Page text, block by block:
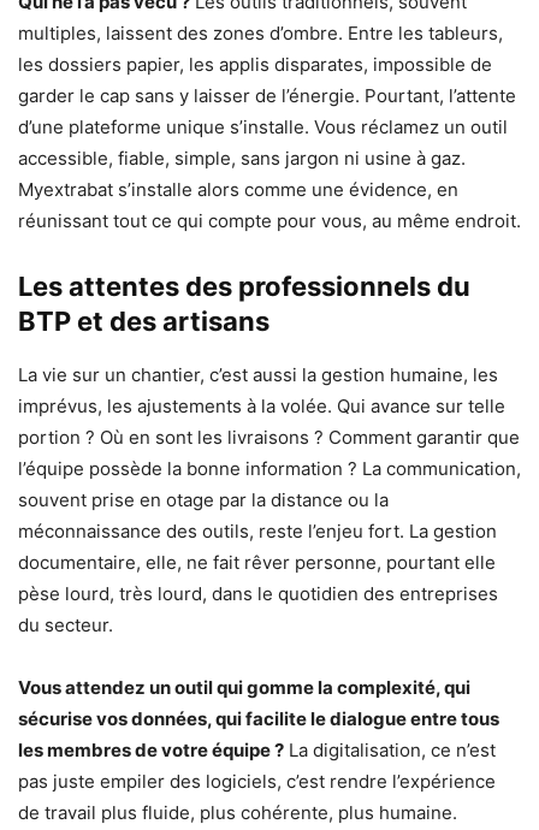
multiples, laissent des zones d’ombre. Entre les tableurs,
les dossiers papier, les applis disparates, impossible de
garder le cap sans y laisser de l’énergie. Pourtant, l’attente
d’une plateforme unique s’installe. Vous réclamez un outil
accessible, fiable, simple, sans jargon ni usine à gaz.
Myextrabat s’installe alors comme une évidence, en
réunissant tout ce qui compte pour vous, au même endroit.
Les attentes des professionnels du
BTP et des artisans
La vie sur un chantier, c’est aussi la gestion humaine, les
imprévus, les ajustements à la volée. Qui avance sur telle
portion ? Où en sont les livraisons ? Comment garantir que
l’équipe possède la bonne information ? La communication,
souvent prise en otage par la distance ou la
méconnaissance des outils, reste l’enjeu fort. La gestion
documentaire, elle, ne fait rêver personne, pourtant elle
pèse lourd, très lourd, dans le quotidien des entreprises
du secteur.
Vous attendez un outil qui gomme la complexité, qui
sécurise vos données, qui facilite le dialogue entre tous
les membres de votre équipe ? La digitalisation, ce n’est
pas juste empiler des logiciels, c’est rendre l’expérience
de travail plus fluide, plus cohérente, plus humaine.